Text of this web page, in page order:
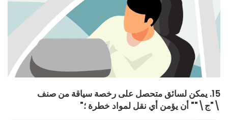
15. يمكن لسائق متحصل على رخصة سياقة من صنف
\"ج\"" أن يؤمن أي نقل لمواد خطرة ؛"